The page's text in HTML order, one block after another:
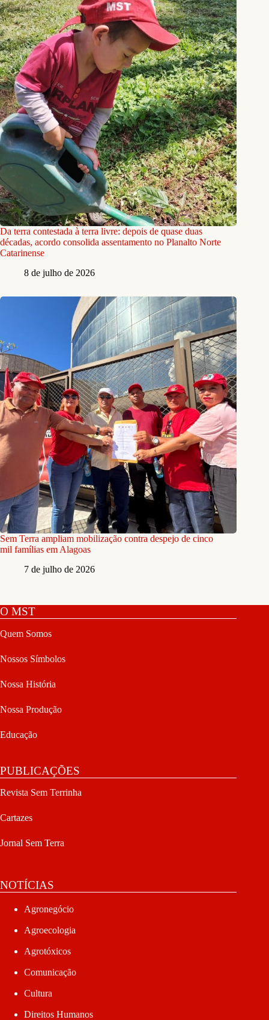
Da terra contestada à terra livre: depois de quase duas
décadas, acordo consolida assentamento no Planalto Norte
Catarinense
8 de julho de 2026
Sem Terra ampliam mobilização contra despejo de cinco
mil famílias em Alagoas
7 de julho de 2026
O MST
Quem Somos
Nossos Símbolos
Nossa História
Nossa Produção
Educação
PUBLICAÇÕES
Revista Sem Terrinha
Cartazes
Jornal Sem Terra
NOTÍCIAS
Agronegócio
Agroecologia
Agrotóxicos
Comunicação
Cultura
Direitos Humanos